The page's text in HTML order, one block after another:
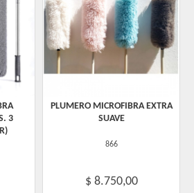
3
PLUMERO MICROFIBRA EXTRA
SUAVE
866
$ 8.750,00